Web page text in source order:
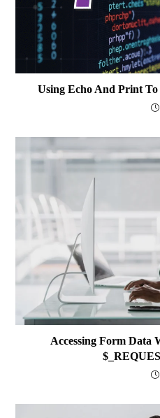
Using Echo And Print
Accessing Form Data